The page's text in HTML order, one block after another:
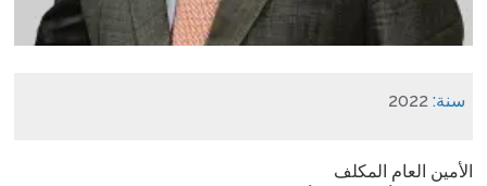
سنة: 2022
الأمين العام المكلف